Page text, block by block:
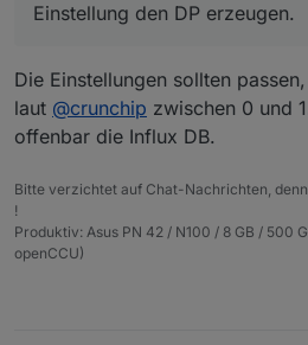
Einstellung den DP erzeugen.
Die Einstellungen sollten
laut @crunchip zwischen 0 und
offenbar die Influx DB.
Bitte verzichtet auf Chat-Nachrichten,
!
Produktiv: Asus PN 42 / N100 / 8 GB / 500
openCCU)